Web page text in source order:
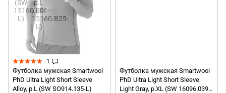
1
Футболка мужская Smartwool
PhD Ultra Light Short Sleeve
Alloy, р.L (SW SO914.135-L)
Футболка мужская Smartwool
PhD Ultra Light Short Sleeve
Light Gray, р.XL (SW 16096.039-